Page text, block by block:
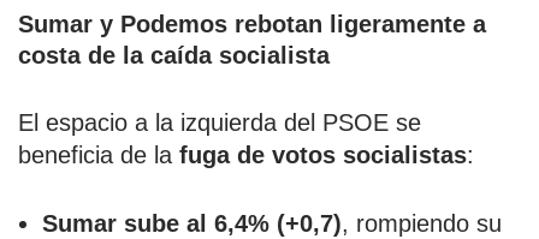
Sumar y Podemos rebotan ligeramente a
costa de la caída socialista
El espacio a la izquierda del PSOE se
beneficia de la fuga de votos socialistas:
Sumar sube al 6,4% (+0,7), rompiendo su